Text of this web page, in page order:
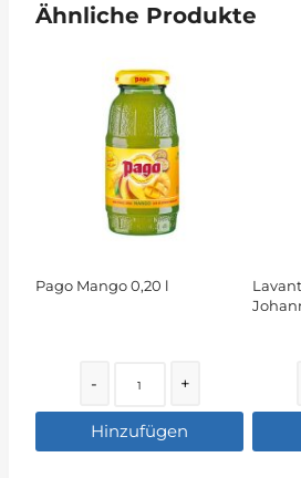
Ähnliche Produkte
Pago Mango 0,20 l
- +
Hinzufügen